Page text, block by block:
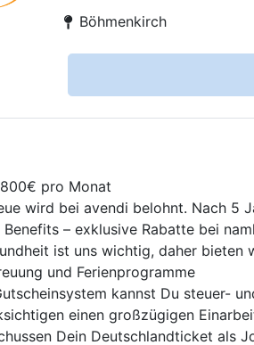
Böhmenkirch
pro Monat
wird bei avendi belohnt. Nach 5
– exklusive Rabatte bei
ist uns wichtig, daher
und Ferienprogramme
kannst Du steuer-
einen großzügigen
Dein Deutschlandticket als